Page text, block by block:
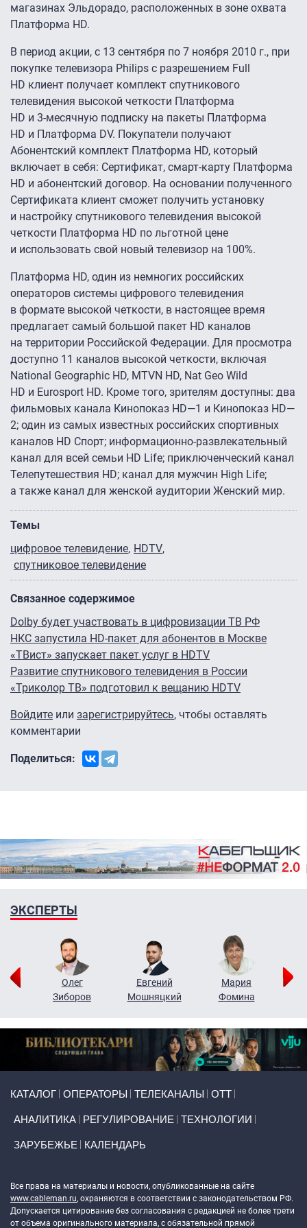
магазинах Эльдорадо, расположенных в зоне охвата
Платформа HD.
В период акции, с 13 сентября по 7 ноября 2010 г., при
покупке телевизора Philips с разрешением Full
HD клиент получает комплект спутникового
телевидения высокой четкости Платформа
HD и 3-месячную подписку на пакеты Платформа
HD и Платформа DV. Покупатели получают
Абонентский комплект Платформа HD, который
включает в себя: Сертификат, смарт-карту Платформа
HD и абонентский договор. На основании полученного
Сертификата клиент сможет получить установку
и настройку спутникового телевидения высокой
четкости Платформа HD по льготной цене
и использовать свой новый телевизор на 100%.
Платформа HD, один из немногих российских
операторов системы цифрового телевидения
в формате высокой четкости, в настоящее время
предлагает самый большой пакет HD каналов
на территории Российской Федерации. Для просмотра
доступно 11 каналов высокой четкости, включая
National Geographic HD, MTVN HD, Nat Geo Wild
HD и Eurosport HD. Кроме того, зрителям доступны: два
фильмовых канала Кинопоказ HD—1 и Кинопоказ HD—
2; один из самых известных российских спортивных
каналов HD Спорт; информационно-развлекательный
канал для всей семьи HD Life; приключенческий канал
Телепутешествия HD; канал для мужчин High Life;
а также канал для женской аудитории Женский мир.
Темы
цифровое телевидение HDTV
спутниковое телевидение
Связанное содержимое
Dolby будет участвовать в цифровизации ТВ РФ
НКС запустила HD-пакет для абонентов в Москве
«ТВист» запускает пакет услуг в HDTV
Развитие спутникового телевидения в России
«Триколор ТВ» подготовил к вещанию HDTV
Войдите или зарегистрируйтесь, чтобы оставлять
комментарии
Поделиться:
ЭКСПЕРТЫ
Олег
Зиборов
Евгений
Мошняцкий
Мария
Фомина
КАТАЛОГ ОПЕРАТОРЫ ТЕЛЕКАНАЛЫ ОТТ
АНАЛИТИКА РЕГУЛИРОВАНИЕ ТЕХНОЛОГИИ
ЗАРУБЕЖЬЕ КАЛЕНДАРЬ
Все права на материалы и новости, опубликованные на сайте
www.cableman.ru, охраняются в соответствии с законодательством РФ.
Допускается цитирование без согласования с редакцией не более трети
от объема оригинального материала, с обязательной прямой